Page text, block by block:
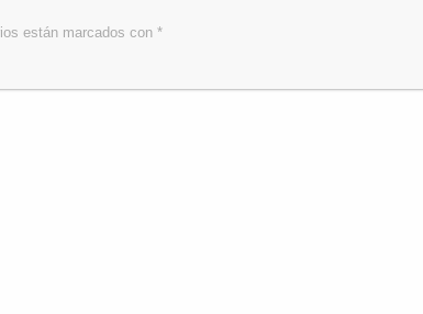
están marcados con *